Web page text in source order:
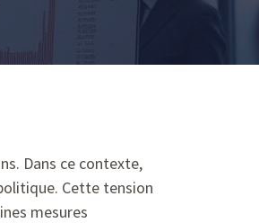
Dans ce contexte,
Cette tension
mesures